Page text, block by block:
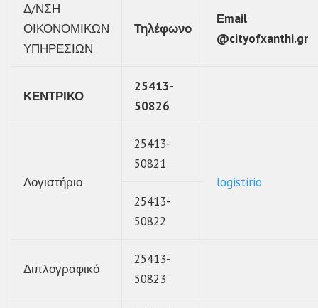
Δ/ΝΣΗ
ΟΙΚΟΝΟΜΙΚΩΝ
ΥΠΗΡΕΣΙΩΝ
Τηλέφωνο
Εmail
@cityofxanthi.gr
ΚΕΝΤΡΙΚΟ
25413-
50826
Λογιστήριο
25413-
50821
logistirio
25413-
50822
Διπλογραφικό
25413-
50823